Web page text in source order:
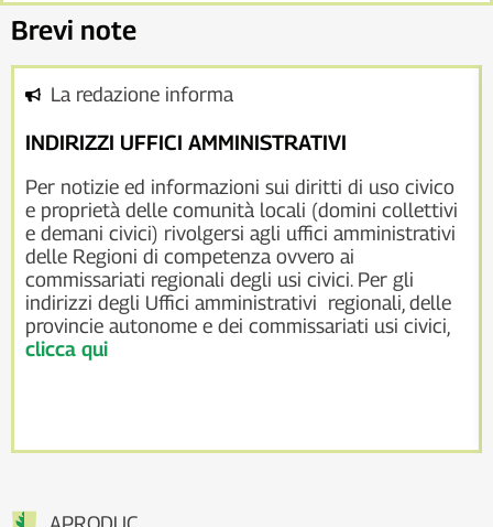
Brevi note
La redazione informa
INDIRIZZI UFFICI AMMINISTRATIVI
Per notizie ed informazioni sui diritti di uso civico
e proprietà delle comunità locali (domini collettivi
e demani civici) rivolgersi agli uffici amministrativi
delle Regioni di competenza ovvero ai
commissariati regionali degli usi civici. Per gli
indirizzi degli Uffici amministrativi regionali, delle
provincie autonome e dei commissariati usi civici,
clicca qui